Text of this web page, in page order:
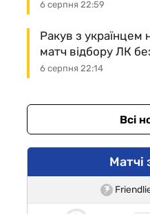
6 серпня 22:59
6 серпня 22:14
Ракув з
матч відбору ЛК
Всі
Матчі